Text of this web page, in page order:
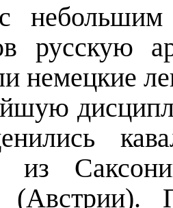
небольшим
русскую
немецкие
из
(Австрии).